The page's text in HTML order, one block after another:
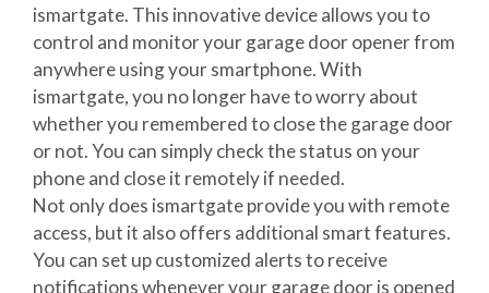
ismartgate. This innovative device allows you to
control and monitor your garage door opener from
anywhere using your smartphone. With
ismartgate, you no longer have to worry about
whether you remembered to close the garage door
or not. You can simply check the status on your
phone and close it remotely if needed.
Not only does ismartgate provide you with remote
access, but it also offers additional smart features.
You can set up customized alerts to receive
notifications whenever your garage door is opened